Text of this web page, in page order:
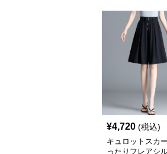
¥4,720 (税込)
キュロットスカ
ったりフレアシ